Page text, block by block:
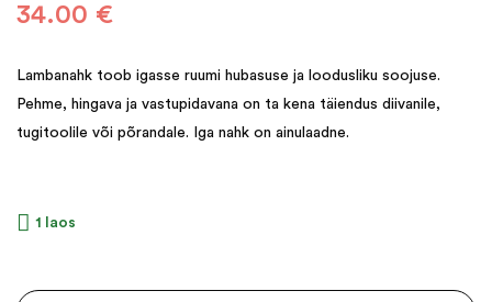
34.00 €
Lambanahk toob igasse ruumi hubasuse ja loodusliku soojuse.
Pehme, hingava ja vastupidavana on ta kena täiendus diivanile,
tugitoolile või põrandale. Iga nahk on ainulaadne.
1 laos